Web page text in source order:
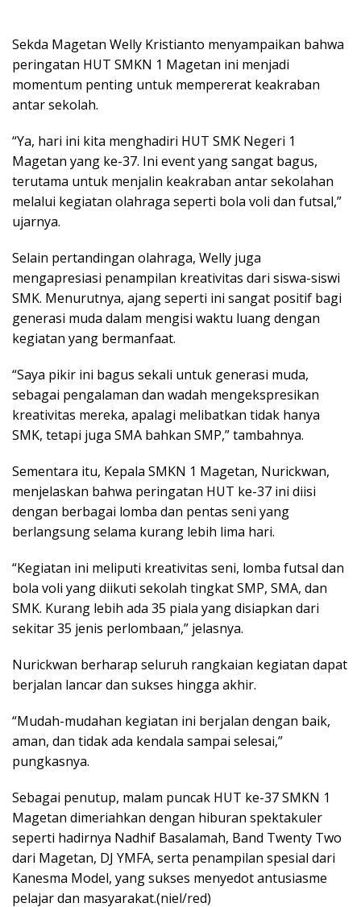
Sekda Magetan Welly Kristianto menyampaikan bahwa
peringatan HUT SMKN 1 Magetan ini menjadi
momentum penting untuk mempererat keakraban
antar sekolah.
“Ya, hari ini kita menghadiri HUT SMK Negeri 1
Magetan yang ke-37. Ini event yang sangat bagus,
terutama untuk menjalin keakraban antar sekolahan
melalui kegiatan olahraga seperti bola voli dan futsal,”
ujarnya.
Selain pertandingan olahraga, Welly juga
mengapresiasi penampilan kreativitas dari siswa-siswi
SMK. Menurutnya, ajang seperti ini sangat positif bagi
generasi muda dalam mengisi waktu luang dengan
kegiatan yang bermanfaat.
“Saya pikir ini bagus sekali untuk generasi muda,
sebagai pengalaman dan wadah mengekspresikan
kreativitas mereka, apalagi melibatkan tidak hanya
SMK, tetapi juga SMA bahkan SMP,” tambahnya.
Sementara itu, Kepala SMKN 1 Magetan, Nurickwan,
menjelaskan bahwa peringatan HUT ke-37 ini diisi
dengan berbagai lomba dan pentas seni yang
berlangsung selama kurang lebih lima hari.
“Kegiatan ini meliputi kreativitas seni, lomba futsal dan
bola voli yang diikuti sekolah tingkat SMP, SMA, dan
SMK. Kurang lebih ada 35 piala yang disiapkan dari
sekitar 35 jenis perlombaan,” jelasnya.
Nurickwan berharap seluruh rangkaian kegiatan dapat
berjalan lancar dan sukses hingga akhir.
“Mudah-mudahan kegiatan ini berjalan dengan baik,
aman, dan tidak ada kendala sampai selesai,”
pungkasnya.
Sebagai penutup, malam puncak HUT ke-37 SMKN 1
Magetan dimeriahkan dengan hiburan spektakuler
seperti hadirnya Nadhif Basalamah, Band Twenty Two
dari Magetan, DJ YMFA, serta penampilan spesial dari
Kanesma Model, yang sukses menyedot antusiasme
pelajar dan masyarakat.(niel/red)